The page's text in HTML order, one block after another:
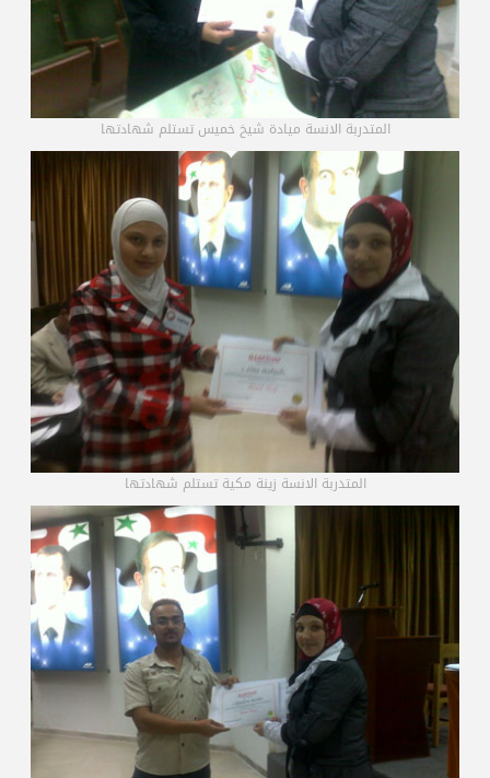
المتدربة الانسة ميادة شيخ خميس تستلم شهادتها
المتدربة الانسة زينة مكية تستلم شهادتها